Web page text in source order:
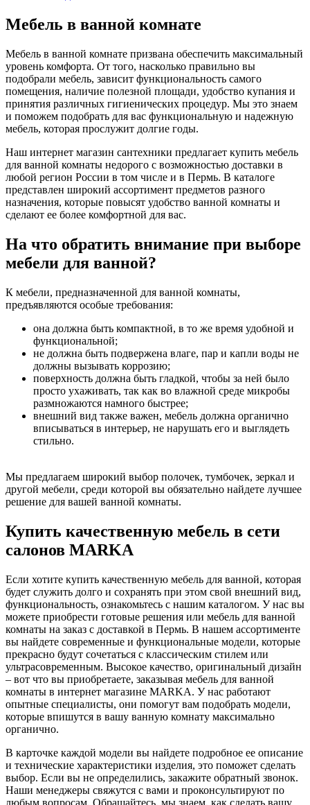
Мебель в ванной комнате
Мебель в ванной комнате призвана обеспечить максимальный
уровень комфорта. От того, насколько правильно вы
подобрали мебель, зависит функциональность самого
помещения, наличие полезной площади, удобство купания и
принятия различных гигиенических процедур. Мы это знаем
и поможем подобрать для вас функциональную и надежную
мебель, которая прослужит долгие годы.
Наш интернет магазин сантехники предлагает купить мебель
для ванной комнаты недорого с возможностью доставки в
любой регион России в том числе и в Пермь. В каталоге
представлен широкий ассортимент предметов разного
назначения, которые повысят удобство ванной комнаты и
сделают ее более комфортной для вас.
На что обратить внимание при выборе
мебели для ванной?
К мебели, предназначенной для ванной комнаты,
предъявляются особые требования:
она должна быть компактной, в то же время удобной и
функциональной;
не должна быть подвержена влаге, пар и капли воды не
должны вызывать коррозию;
поверхность должна быть гладкой, чтобы за ней было
просто ухаживать, так как во влажной среде микробы
размножаются намного быстрее;
внешний вид также важен, мебель должна органично
вписываться в интерьер, не нарушать его и выглядеть
стильно.
Мы предлагаем широкий выбор полочек, тумбочек, зеркал и
другой мебели, среди которой вы обязательно найдете лучшее
решение для вашей ванной комнаты.
Купить качественную мебель в сети
салонов MARKA
Если хотите купить качественную мебель для ванной, которая
будет служить долго и сохранять при этом свой внешний вид,
функциональность, ознакомьтесь с нашим каталогом. У нас вы
можете приобрести готовые решения или мебель для ванной
комнаты на заказ с доставкой в Пермь. В нашем ассортименте
вы найдете современные и функциональные модели, которые
прекрасно будут сочетаться с классическим стилем или
ультрасовременным. Высокое качество, оригинальный дизайн
– вот что вы приобретаете, заказывая мебель для ванной
комнаты в интернет магазине MARKA. У нас работают
опытные специалисты, они помогут вам подобрать модели,
которые впишутся в вашу ванную комнату максимально
органично.
В карточке каждой модели вы найдете подробное ее описание
и технические характеристики изделия, это поможет сделать
выбор. Если вы не определились, закажите обратный звонок.
Наши менеджеры свяжутся с вами и проконсультируют по
любым вопросам. Обращайтесь, мы знаем, как сделать вашу